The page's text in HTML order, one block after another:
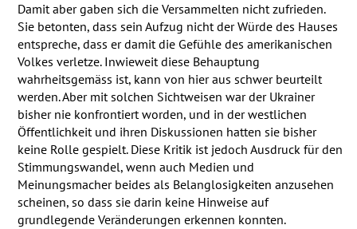
Damit aber gaben sich die Versammelten nicht zufrieden.
Sie betonten, dass sein Aufzug nicht der Würde des Hauses
entspreche, dass er damit die Gefühle des amerikanischen
Volkes verletze. Inwieweit diese Behauptung
wahrheitsgemäss ist, kann von hier aus schwer beurteilt
werden. Aber mit solchen Sichtweisen war der Ukrainer
bisher nie konfrontiert worden, und in der westlichen
Öffentlichkeit und ihren Diskussionen hatten sie bisher
keine Rolle gespielt. Diese Kritik ist jedoch Ausdruck für den
Stimmungswandel, wenn auch Medien und
Meinungsmacher beides als Belanglosigkeiten anzusehen
scheinen, so dass sie darin keine Hinweise auf
grundlegende Veränderungen erkennen konnten.